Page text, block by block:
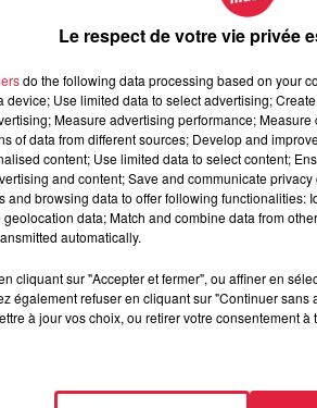
samedi 08 août 2026
08 août 2026
Le respect de votre vie privée
do the following data processing based on your
device; Use limited data to select advertising;
Measure advertising performance;
of data from different sources; Develop and
content; Use limited data to select content;
and content; Save and communicate
and browsing data to offer following functionalities:
data; Match and combine data from
automatically.
cliquant sur "Accepter et fermer", ou affiner en
également refuser en cliquant sur "Continuer
à jour vos choix, ou retirer votre consentement